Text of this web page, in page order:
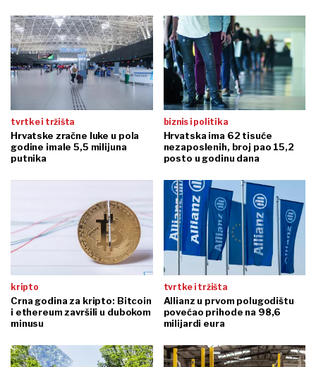
tvrtke i tržišta
Hrvatske zračne luke u pola
godine imale 5,5 milijuna
putnika
biznis i politika
Hrvatska ima 62 tisuće
nezaposlenih, broj pao 15,2
posto u godinu dana
kripto
Crna godina za kripto: Bitcoin
i ethereum završili u dubokom
minusu
tvrtke i tržišta
Allianz u prvom polugodištu
povećao prihode na 98,6
milijardi eura